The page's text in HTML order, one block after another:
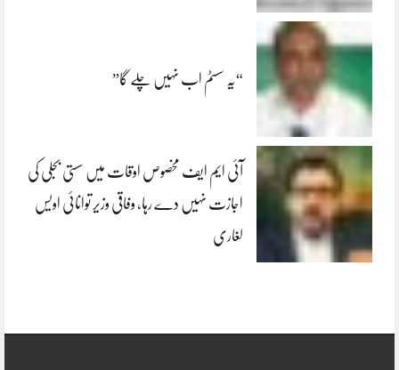
“یہ سسٹم اب نہیں چلے گا”
آئی ایم ایف مخصوص اوقات میں سستی بجلی کی
اجازت نہیں دے رہا، وفاقی وزیر توانائی اویس
لغاری